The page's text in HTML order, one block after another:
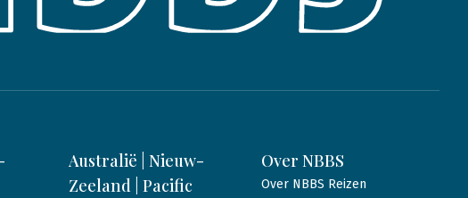
Australië | Nieuw-
Zeeland | Pacific
Over NBBS
Over NBBS Reizen